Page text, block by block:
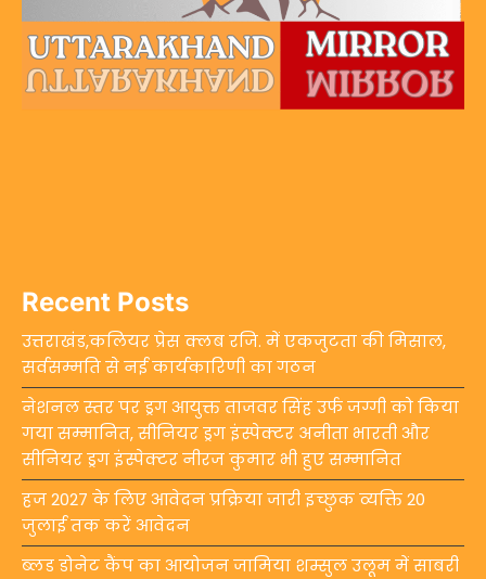
Recent Posts
उत्तराखंड,कलियर प्रेस क्लब रजि. में एकजुटता की मिसाल,
सर्वसम्मति से नई कार्यकारिणी का गठन
नेशनल स्तर पर ड्रग आयुक्त ताजवर सिंह उर्फ जग्गी को किया
गया सम्मानित, सीनियर ड्रग इंस्पेक्टर अनीता भारती और
सीनियर ड्रग इंस्पेक्टर नीरज कुमार भी हुए सम्मानित
हज 2027 के लिए आवेदन प्रक्रिया जारी इच्छुक व्यक्ति 20
जुलाई तक करें आवेदन
ब्लड डोनेट कैंप का आयोजन जामिया शम्सुल उलूम में साबरी